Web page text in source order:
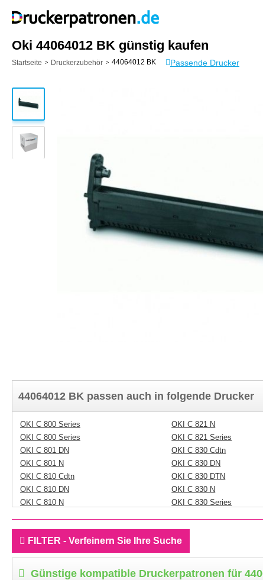
Oki 44064012 BK günstig kaufen
Startseite > Druckerzubehör > 44064012 BK Passende Drucker
44064012 BK passen auch in folgende Drucker
OKI C 800 Series
OKI C 800 Series
OKI C 801 DN
OKI C 801 N
OKI C 810 Cdtn
OKI C 810 DN
OKI C 810 N
OKI C 821 N
OKI C 821 Series
OKI C 830 Cdtn
OKI C 830 DN
OKI C 830 DTN
OKI C 830 N
OKI C 830 Series
FILTER - Verfeinern Sie Ihre Suche
Günstige kompatible Druckerpatronen für